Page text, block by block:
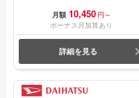
月額 10,450 円～
ボーナス月加算あり
詳細を見る